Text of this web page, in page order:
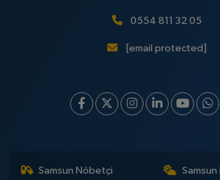
0554 811 32 05
[email protected]
Samsun Nöbetçi
Samsun